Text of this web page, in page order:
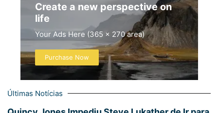
Create a new perspective on
life
Your Ads Here (365 x 270 area)
Purchase Now
Últimas Notícias